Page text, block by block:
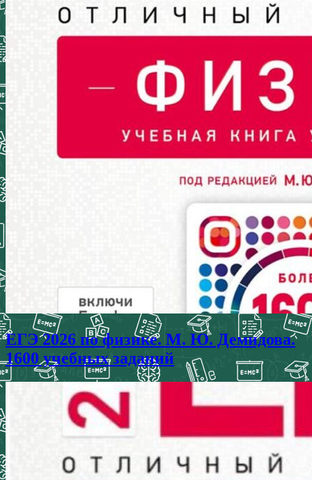
ЕГЭ 2026 по физике. М. Ю. Демидова.
1600 учебных заданий